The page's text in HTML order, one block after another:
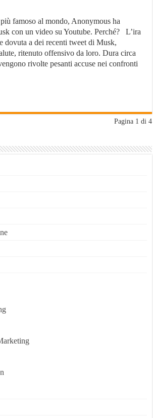
famoso al mondo, Anonymous ha
con un video su Youtube. Perché? L’ira
dovuta a dei recenti tweet di Musk,
ritenuto offensivo da loro. Dura circa
rivolte pesanti accuse nei confronti
Pagina 1 di 4